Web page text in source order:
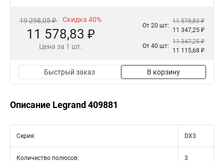
19 298,05 ₽ Скидка 40%
11 578,83 ₽
Цена за 1 шт.
От 20 шт:
11 578,83 ₽
11 347,25 ₽
От 40 шт:
11 347,25 ₽
11 115,68 ₽
Быстрый заказ В корзину
Описание Legrand 409881
Серия: DX3
Количество полюсов: 3